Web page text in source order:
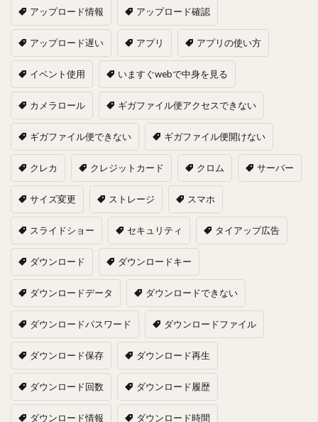
アップロード情報 アップロード確認
アップロード遅い アプリ アプリの使い方
イベント使用 いますぐwebで中身を見る
カメラロール ギガファイル便アクセスできない
ギガファイル便できない ギガファイル便開けない
クレカ クレジットカード クロム サーバー
サイズ変更 ストレージ スマホ
スライドショー セキュリティ タイアップ広告
ダウンロード ダウンロードキー
ダウンロードデータ ダウンロードできない
ダウンロードパスワード ダウンロードファイル
ダウンロード保存 ダウンロード再生
ダウンロード回数 ダウンロード履歴
ダウンロード情報 ダウンロード時間